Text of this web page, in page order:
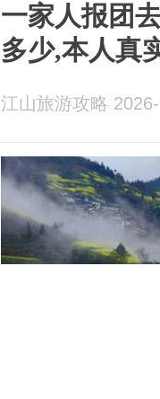
一家人报团
多少,本人真
江山旅游攻略